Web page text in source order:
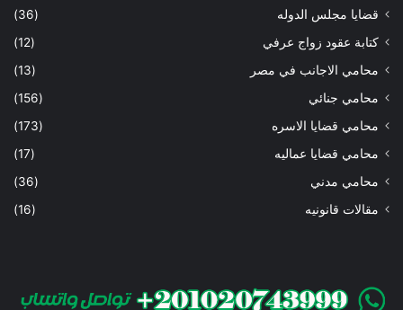
قضايا مجلس الدوله
(36)
كتابة عقود زواج عرفي
(12)
محامي الاجانب في مصر
(13)
محامي جنائي
(156)
محامي قضايا الاسره
(173)
محامي قضايا عماليه
(17)
محامي مدني
(36)
مقالات قانونيه
(16)